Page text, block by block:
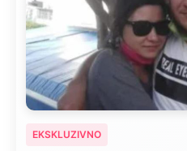
EKSKLUZIVNO